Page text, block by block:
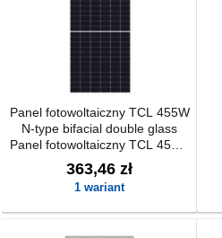
Panel fotowoltaiczny TCL 455W
N-type bifacial double glass
Panel fotowoltaiczny TCL 455W
N-type bifacial double glass
363,46 zł
1 wariant